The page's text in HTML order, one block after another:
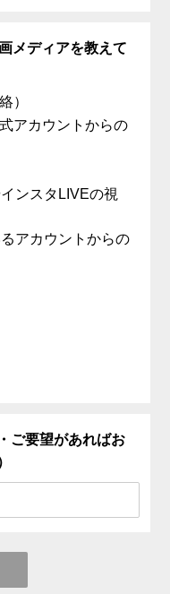
メディアを教えて
）
アカウントからの
ンスタLIVEの視
アカウントからの
ご要望があればお